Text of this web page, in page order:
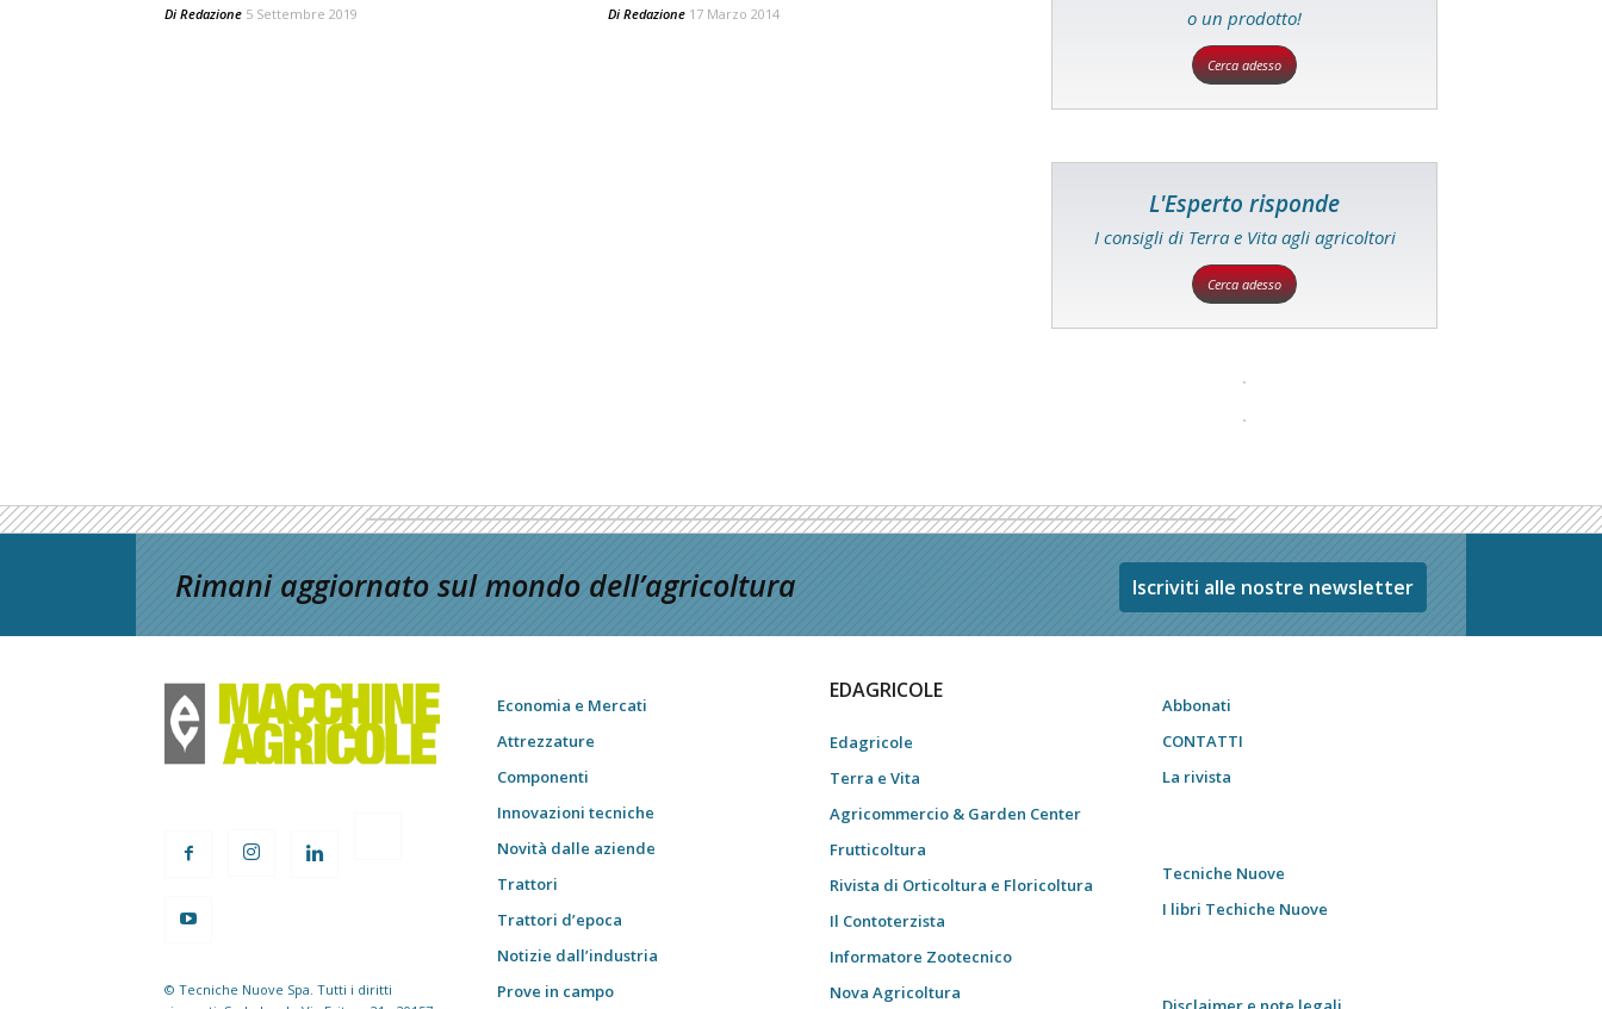
Di Redazione 5 Settembre 2019 Di Redazione 17 Marzo 2014
o un prodotto!
Cerca adesso
L'Esperto risponde
I consigli di Terra e Vita agli agricoltori
Cerca adesso
Rimani aggiornato sul mondo dell’agricoltura Iscriviti alle nostre newsletter
© Tecniche Nuove Spa. Tutti i diritti
Economia e Mercati
Attrezzature
Componenti
Innovazioni tecniche
Novità dalle aziende
Trattori
Trattori d’epoca
Notizie dall’industria
Prove in campo
EDAGRICOLE
Edagricole
Terra e Vita
Agricommercio & Garden Center
Frutticoltura
Rivista di Orticoltura e Floricoltura
Il Contoterzista
Informatore Zootecnico
Nova Agricoltura
Abbonati
CONTATTI
La rivista
Tecniche Nuove
I libri Techiche Nuove